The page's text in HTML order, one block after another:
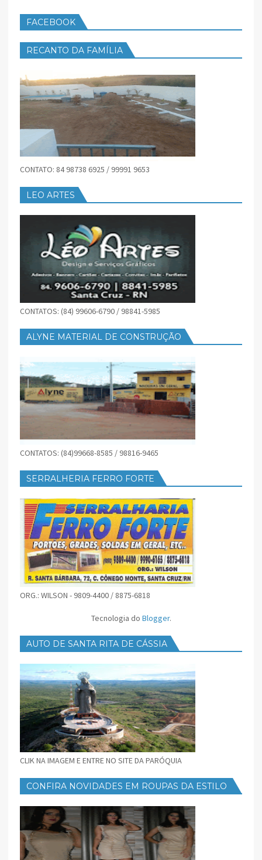
FACEBOOK
RECANTO DA FAMÍLIA
CONTATO: 84 98738 6925 / 99991 9653
LEO ARTES
CONTATOS: (84) 99606-6790 / 98841-5985
ALYNE MATERIAL DE CONSTRUÇÃO
CONTATOS: (84)99668-8585 / 98816-9465
SERRALHERIA FERRO FORTE
ORG.: WILSON - 9809-4400 / 8875-6818
Tecnologia do Blogger.
AUTO DE SANTA RITA DE CÁSSIA
CLIK NA IMAGEM E ENTRE NO SITE DA PARÓQUIA
CONFIRA NOVIDADES EM ROUPAS DA ESTILO